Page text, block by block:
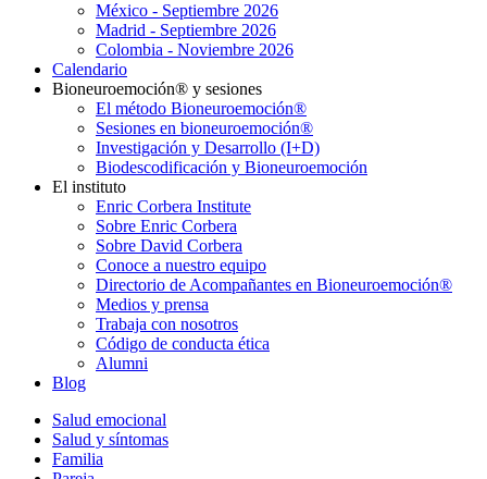
México - Septiembre 2026
Madrid - Septiembre 2026
Colombia - Noviembre 2026
Calendario
Bioneuroemoción® y sesiones
El método Bioneuroemoción®
Sesiones en bioneuroemoción®
Investigación y Desarrollo (I+D)
Biodescodificación y Bioneuroemoción
El instituto
Enric Corbera Institute
Sobre Enric Corbera
Sobre David Corbera
Conoce a nuestro equipo
Directorio de Acompañantes en Bioneuroemoción®
Medios y prensa
Trabaja con nosotros
Código de conducta ética
Alumni
Blog
Salud emocional
Salud y síntomas
Familia